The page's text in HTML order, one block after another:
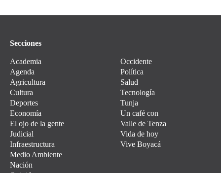
Secciones
Academia
Agenda
Agricultura
Cultura
Deportes
Economía
El ojo de la gente
Judicial
Infraestructura
Medio Ambiente
Nación
Occidente
Política
Salud
Tecnología
Tunja
Un café con
Valle de Tenza
Vida de hoy
Vive Boyacá